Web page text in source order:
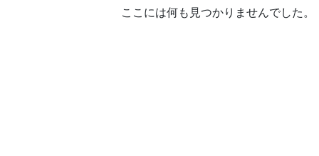
ここには何も見つかりませんでした。